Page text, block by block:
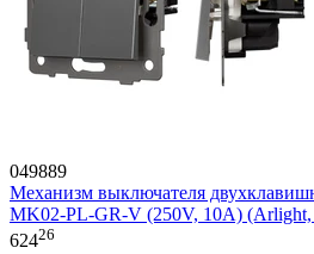
049889
Механизм выключателя
MK02-PL-GR-V (250V, 10A)
62426